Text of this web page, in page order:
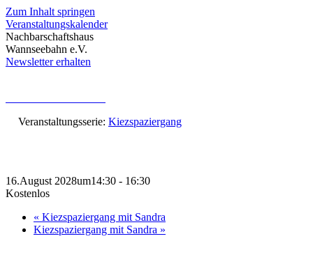
Zum Inhalt springen
Veranstaltungskalender
Nachbarschaftshaus
Wannseebahn e.V.
Newsletter erhalten
« Alle Veranstaltungen
Veranstaltungsserie: Kiezspaziergang
16.August 2028um14:30 - 16:30
Kostenlos
«Kiezspaziergang mit Sandra
Kiezspaziergang mit Sandra»